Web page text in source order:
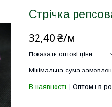
Стрічка
32,40 ₴/м
Показати оптові ціни
Мінімальна сума
В наявності Оптом і в